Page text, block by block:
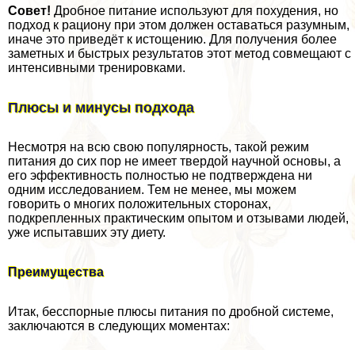
Совет! Дробное питание используют для похудения, но
подход к рациону при этом должен оставаться разумным,
иначе это приведёт к истощению. Для получения более
заметных и быстрых результатов этот метод совмещают с
интенсивными тренировками.
Плюсы и минусы подхода
Несмотря на всю свою популярность, такой режим
питания до сих пор не имеет твердой научной основы, а
его эффективность полностью не подтверждена ни
одним исследованием. Тем не менее, мы можем
говорить о многих положительных сторонах,
подкрепленных пpaктическим опытом и отзывами людей,
уже испытавших эту диету.
Преимущества
Итак, бесспopные плюсы питания по дробной системе,
заключаются в следующих моментах: